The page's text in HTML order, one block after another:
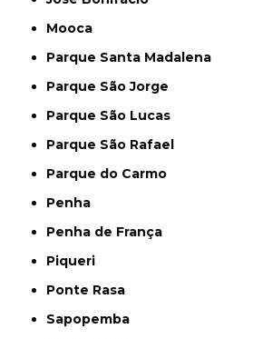
Mooca
Parque Santa Madalena
Parque São Jorge
Parque São Lucas
Parque São Rafael
Parque do Carmo
Penha
Penha de França
Piqueri
Ponte Rasa
Sapopemba